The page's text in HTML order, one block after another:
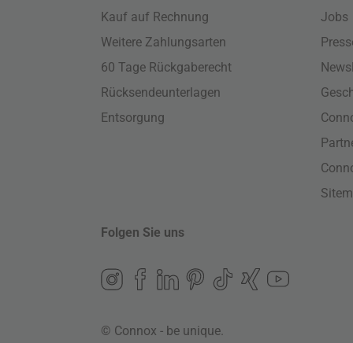
Kauf auf Rechnung
Weitere Zahlungsarten
60 Tage Rückgaberecht
Rücksendeunterlagen
Entsorgung
Jobs
Folgen Sie uns
© Connox - be unique.